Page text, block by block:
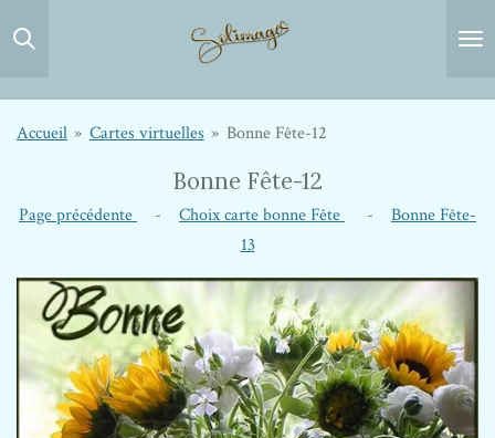
Passer
Accueil » Cartes virtuelles » Bonne Fête-12
Bonne Fête-12
Page précédente - Choix carte bonne Fête - Bonne Fête-
13